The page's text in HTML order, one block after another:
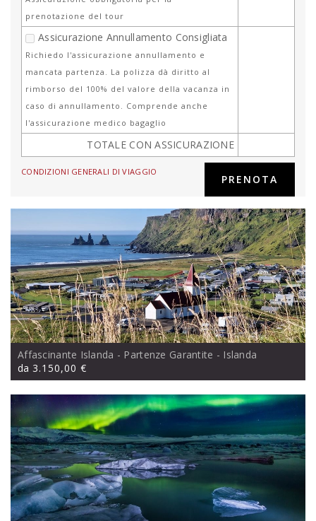
prenotazione del tour
Assicurazione Annullamento Consigliata
Richiedo l'assicurazione annullamento e
mancata partenza. La polizza dà diritto al
rimborso del 100% del valore della vacanza in
caso di annullamento. Comprende anche
l'assicurazione medico bagaglio
TOTALE CON ASSICURAZIONE
CONDIZIONI GENERALI DI VIAGGIO
Affascinante Islanda - Partenze Garantite - Islanda
da 3.150,00 €